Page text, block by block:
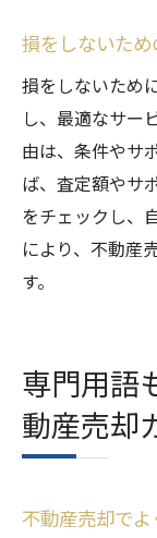
損をしないた
損をしないため
し、最適なサー
由は、条件やサ
ば、査定額やサ
をチェックし、
により、不動産
す。
専門用語
動産売却
不動産売却で